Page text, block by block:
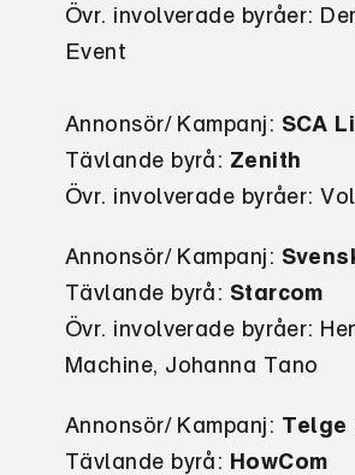
Övr. involverade byråer:
Event
Annonsör/ Kampanj: SCA
Tävlande byrå: Zenith
Övr. involverade byråer:
Annonsör/ Kampanj:
Tävlande byrå: Starcom
Övr. involverade byråer:
Machine, Johanna Tano
Annonsör/ Kampanj: Telge
Tävlande byrå: HowCom